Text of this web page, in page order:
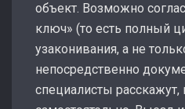
объект. Возможно
ключ» (то есть полный
узаконивания, а не
непосредственно
специалисты расскажут,